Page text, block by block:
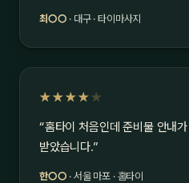
최○○ · 대구 · 타이마사지
★★★★ ★
“홈타이 처음인데 준비물 안내
받았습니다.”
한○○ · 서울 마포 · 홈타이